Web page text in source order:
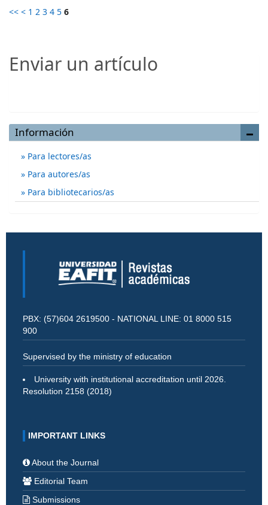
<< < 1 2 3 4 5 6
Enviar un artículo
Información
Para lectores/as
Para autores/as
Para bibliotecarios/as
PBX: (57)604 2619500 - NATIONAL LINE: 01 8000 515
900
Supervised by the ministry of education
University with institutional accreditation until 2026.
Resolution 2158 (2018)
IMPORTANT LINKS
About the Journal
Editorial Team
Submissions